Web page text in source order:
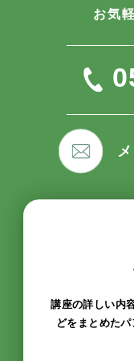
お気
講座の詳しい内
どをまとめた